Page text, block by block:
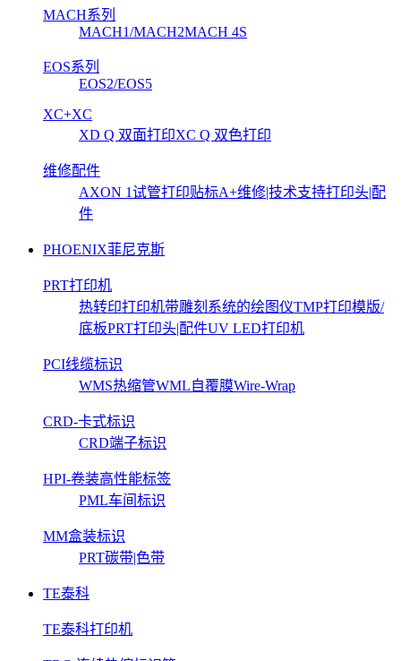
MACH系列
MACH1/MACH2MACH 4S
EOS系列
EOS2/EOS5
XC+XC
XD Q 双面打印XC Q 双色打印
维修配件
AXON 1试管打印贴标A+维修|技术支持打印头|配
件
PHOENIX菲尼克斯
PRT打印机
热转印打印机带雕刻系统的绘图仪TMP打印模版/
底板PRT打印头|配件UV LED打印机
PCI线缆标识
WMS热缩管WML自覆膜Wire-Wrap
CRD-卡式标识
CRD端子标识
HPI-卷装高性能标签
PML车间标识
MM盒装标识
PRT碳带|色带
TE泰科
TE泰科打印机